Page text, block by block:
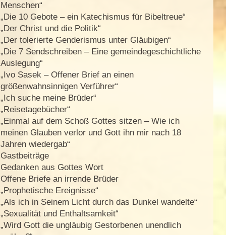
Menschen“
„Die 10 Gebote – ein Katechismus für Bibeltreue“
„Der Christ und die Politik“
„Der tolerierte Genderismus unter Gläubigen“
„Die 7 Sendschreiben – Eine gemeindegeschichtliche
Auslegung“
„Ivo Sasek – Offener Brief an einen
größenwahnsinnigen Verführer“
„Ich suche meine Brüder“
„Reisetagebücher“
„Einmal auf dem Schoß Gottes sitzen – Wie ich
meinen Glauben verlor und Gott ihn mir nach 18
Jahren wiedergab“
Gastbeiträge
Gedanken aus Gottes Wort
Offene Briefe an irrende Brüder
„Prophetische Ereignisse“
„Als ich in Seinem Licht durch das Dunkel wandelte“
„Sexualität und Enthaltsamkeit“
„Wird Gott die ungläubig Gestorbenen unendlich